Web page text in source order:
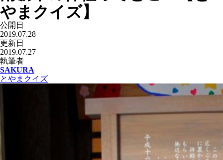
やまクイズ】
公開日
2019.07.28
更新日
2019.07.27
執筆者
SAKURA
とやまクイズ